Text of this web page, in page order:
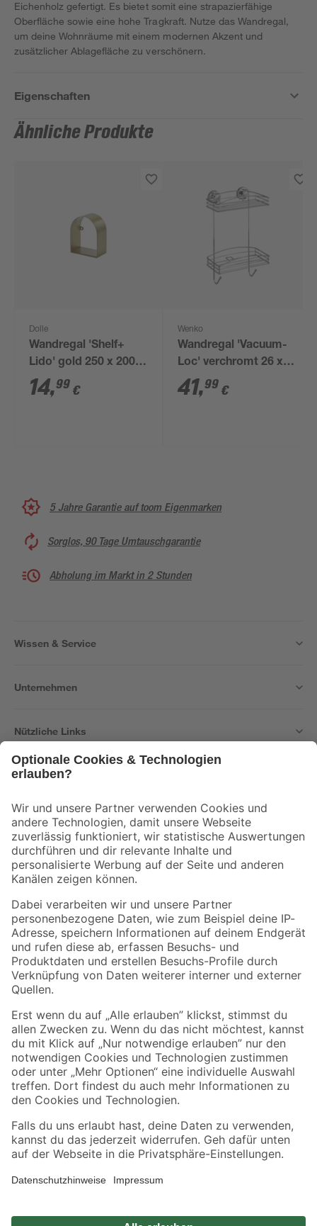
Eichenholz gefertigt. Es bietet somit eine strapazierfähige
Oberfläche sowie eine hohe Tragkraft. Nutze das Wandregal,
um deine Wohnräume mit einem modernen Akzent und
zusätzlicher Ablagefläche zu verschönern.
Eigenschaften
Ähnliche Produkte
Dolle
Wandregal 'Shelf+
Lido' gold 250 x 200 x
120 mm
14,99 €
Wenko
Wandregal 'Vacuum-
Loc' verchromt 26 x
43 x 15 cm, 2 Etagen
41,99 €
5 Jahre Garantie auf toom Eigenmarken
Sorglos, 90 Tage Umtauschgarantie
Abholung im Markt in 2 Stunden
Wissen & Service
Unternehmen
Nützliche Links
Der toom Newsletter: Keine Angebote und Aktionen mehr verpassen!
Zur Newsletter Anmeldung
Folge uns
Zahlungsarten Versandarten
Sicher einkaufen
Jetzt die toom-App herunterladen
Alle Preisangaben in EUR inkl. gesetzl. MwSt.. Die dargestellten Angebote sind unter
Umständen nicht in allen Märkten verfügbar. Die angegebenen Verfügbarkeiten beziehen
Produkte nur solange der Vorrat reicht.
*Paketversand ab 59 € versandkostenfrei, gilt nicht für Artikel mit Speditionsversand, hier